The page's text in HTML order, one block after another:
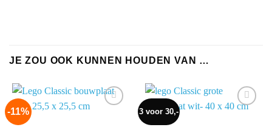
JE ZOU OOK KUNNEN HOUDEN VAN …
-11% 3 voor 30,-